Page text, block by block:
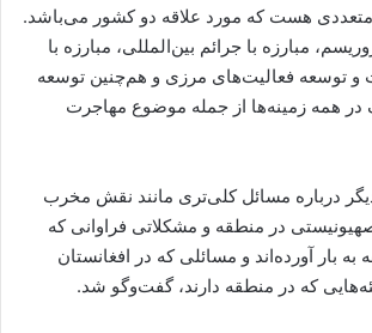
هست که مورد علاقه دو کشور می‌باشد.
مبارزه با جرائم بین‌المللی، مبارزه با
و توسعه فعالیت‌های مرزی و هم‌چنین توسعه
همه زمینه‌ها از جمله موضوع مهاجرت
درباره مسائل کلی‌تری مانند نقش مخرب
در منطقه و مشکلاتی فراوانی که
بار آورده‌اند و مسائلی که در افغانستان
که در منطقه دارند، گفت‌وگو شد.